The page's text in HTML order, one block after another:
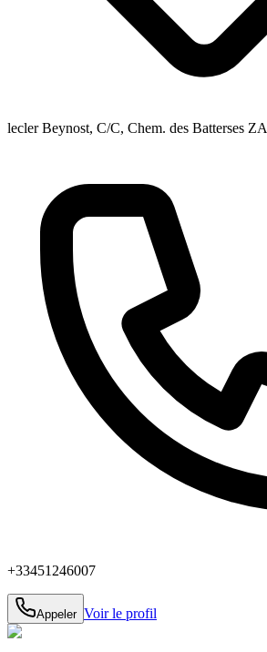
lecler Beynost, C/C, Chem. des Batterses
+33451246007
Appeler Voir le profil